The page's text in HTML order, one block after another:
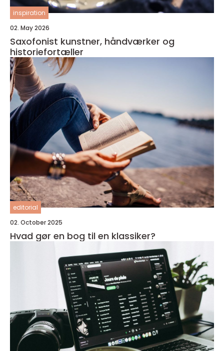
inspiration
02. May 2026
Saxofonist kunstner, håndværker og
historiefortæller
editorial
02. October 2025
Hvad gør en bog til en klassiker?